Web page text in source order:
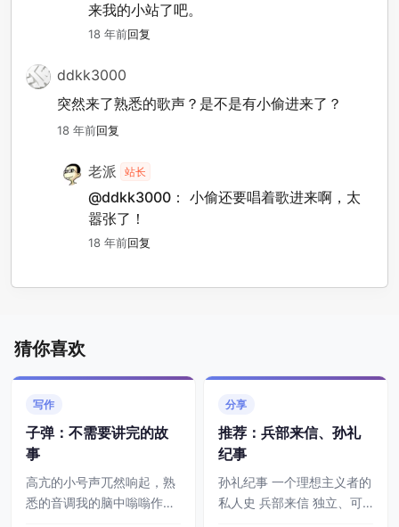
来我的小站了吧。
18 年前回复
ddkk3000
突然来了熟悉的歌声？是不是有小偷进来了？
18 年前回复
老派 站长
@ddkk3000： 小偷还要唱着歌进来啊，太
嚣张了！
18 年前回复
猜你喜欢
写作
子弹：不需要讲完的故
事
高亢的小号声兀然响起，熟
悉的音调我的脑中嗡嗡作
分享
推荐：兵部来信、孙礼
纪事
孙礼纪事 一个理想主义者的
私人史 兵部来信 独立、可